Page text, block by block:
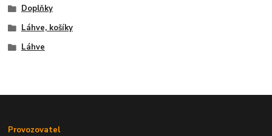
Doplňky
Láhve, košíky
Láhve
Provozovatel